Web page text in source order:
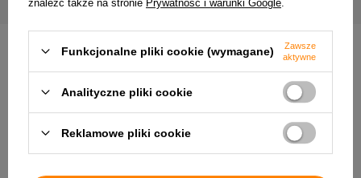
Dostawa ZamówienieZwroty Pomoc
znaleźć także na stronie Prywatność i warunki Google
Funkcjonalne pliki cookie (wymagane)
Zawsze
aktywne
Analityczne pliki cookie
Reklamowe pliki cookie